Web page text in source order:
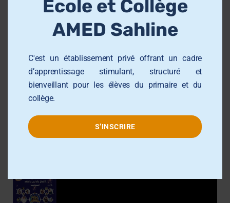
فرصة ذهبية لأطفالكم لاستكشاف أسرار التكنولوجيا
الحديثة، والتعرف على كيفية عمل الأنظمة الذكية بطريقة
مبسطة وممتعة ستدهش عقولهم. المقاعد محدودة!
#المدرسة_الصيفية#الساحلين#الذكاء_الاصطناعي#تك
نولوجيا#مستقبل#تعليم#AmedGroupe
Read More
École et Collège
AMED Sahline
C'est un établissement privé offrant un cadre
d’apprentissage stimulant, structuré et
bienveillant pour les élèves du primaire et du
collège.
S’INSCRIRE